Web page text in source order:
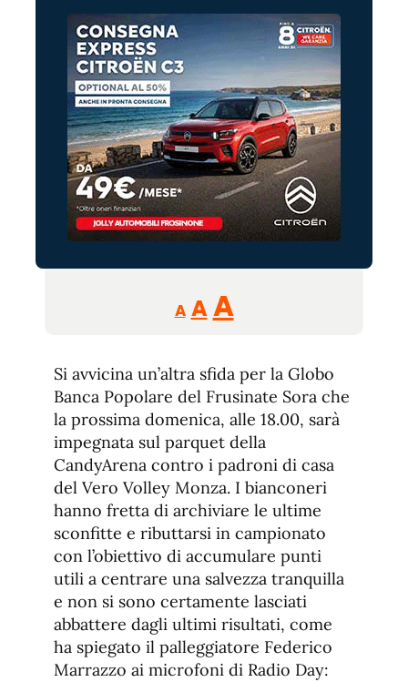
A
Reducir
tamaño
A Restablecer
de
fuente
AAumentar
de
fuente.
Si avvicina un’altra sfida per la Globo
Banca Popolare del Frusinate Sora che
la prossima domenica, alle 18.00, sarà
impegnata sul parquet della
CandyArena contro i padroni di casa
del Vero Volley Monza. I bianconeri
hanno fretta di archiviare le ultime
sconfitte e ributtarsi in campionato
con l’obiettivo di accumulare punti
utili a centrare una salvezza tranquilla
e non si sono certamente lasciati
abbattere dagli ultimi risultati, come
ha spiegato il palleggiatore Federico
Marrazzo ai microfoni di Radio Day: